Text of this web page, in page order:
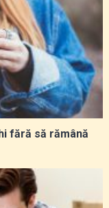
fără să rămână